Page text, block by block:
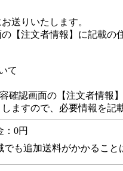
送りいたします。
【注文者情報】に記載
て
確認画面の【注文者情報
ますので、必要情報を記
0円
も追加送料がかかること